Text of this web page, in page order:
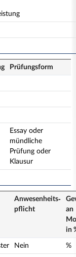
Prüfungsform
Essay oder
mündliche
Prüfung oder
Klausur
Anwesenheits­
pflicht
an
in
Nein %